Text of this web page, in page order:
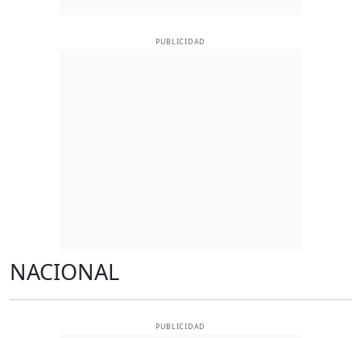
PUBLICIDAD
NACIONAL
PUBLICIDAD